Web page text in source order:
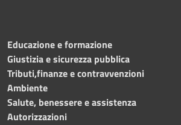
Educazione e formazione
Giustizia e sicurezza pubblica
Tributi,finanze e contravvenzioni
Ambiente
Salute, benessere e assistenza
Autorizzazioni